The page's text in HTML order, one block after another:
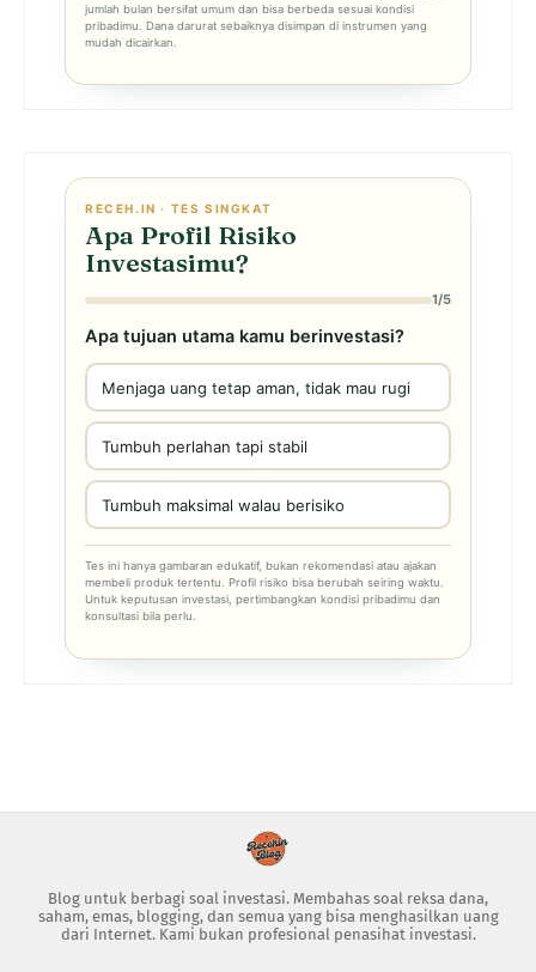
jumlah bulan bersifat umum dan bisa berbeda sesuai kondisi
pribadimu. Dana darurat sebaiknya disimpan di instrumen yang
mudah dicairkan.
RECEH.IN · TES SINGKAT
Apa Profil Risiko
Investasimu?
1/5
Apa tujuan utama kamu berinvestasi?
Menjaga uang tetap aman, tidak mau rugi
Tumbuh perlahan tapi stabil
Tumbuh maksimal walau berisiko
Tes ini hanya gambaran edukatif, bukan rekomendasi atau ajakan
membeli produk tertentu. Profil risiko bisa berubah seiring waktu.
Untuk keputusan investasi, pertimbangkan kondisi pribadimu dan
konsultasi bila perlu.
Blog untuk berbagi soal investasi. Membahas soal reksa dana,
saham, emas, blogging, dan semua yang bisa menghasilkan uang
dari Internet. Kami bukan profesional penasihat investasi.